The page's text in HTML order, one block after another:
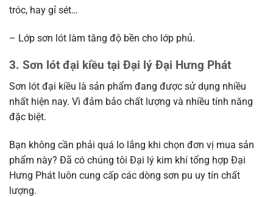
tróc, hay gỉ sét…
– Lớp sơn lót làm tăng độ bền cho lớp phủ.
3. Sơn lót đại kiều tại Đại lý Đại Hưng Phát
Sơn lót đại kiều là sản phẩm đang được sử dụng nhiều
nhất hiện nay. Vì đảm bảo chất lượng và nhiều tính năng
đặc biệt.
Bạn không cần phải quá lo lắng khi chọn đơn vị mua sản
phẩm này? Đã có chúng tôi Đại lý kim khí tổng hợp Đại
Hưng Phát luôn cung cấp các dòng sơn pu uy tín chất
lượng.